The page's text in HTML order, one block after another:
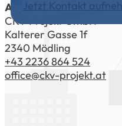
ADRESSE
CKV Projekt GmbH
Kalterer Gasse 1f
2340 Mödling
+43 2236 864 524
office@ckv-projekt.at